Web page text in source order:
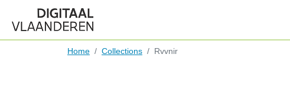
Home Collections Rvvnir